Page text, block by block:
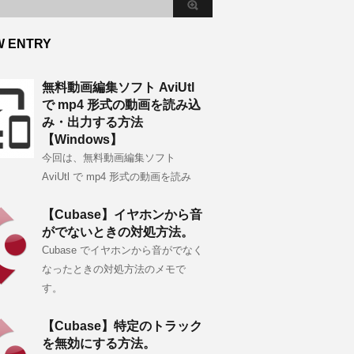
ENTRY
無料動画編集ソフト AviUtl
で mp4 形式の動画を読み込
み・出力する方法
【Windows】
今回は、無料動画編集ソフト
AviUtl で mp4 形式の動画を読み
【Cubase】イヤホンから音
がでないときの対処方法。
Cubase でイヤホンから音がでなく
なったときの対処方法のメモで
す。
【Cubase】特定のトラック
を無効にする方法。